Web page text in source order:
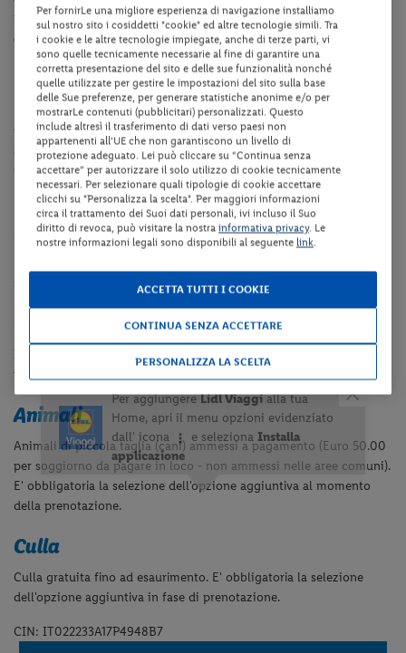
Per strutture in provincia di Bolzano, ti indichiamo laAlto Adige
Guest Pass, che offre servizi utili (trasporti, ingressi, attività).
Dotazioni della struttura
La struttura dispone di reception (dalle 08:00 alle 22:00 ca.), bar,
ristorante, seggiolone su richiesta fino ad esaurimento,
collegamento internet Wi-Fi in tutta la struttura, deposito bagagli,
parcheggio privato fino ad esaurimento.
N.B Cenone di Ferragosto non presente
Camere
satellitare, telefono, collegamento internet Wi - Fi.
Centro Benessere
Il centro benessere della struttura è chiuso per tutta la durata del
periodo estivo.
Animali
Animali di piccola taglia (cani) ammessi a pagamento (Euro 50.00
per soggiorno da pagare in loco - non ammessi nelle aree comuni).
E' obbligatoria la selezione dell'opzione aggiuntiva al momento
della prenotazione.
Culla
Culla gratuita fino ad esaurimento. E' obbligatoria la selezione
dell'opzione aggiuntiva in fase di prenotazione.
CIN: IT022233A17P4948B7
Per fornirLe una migliore esperienza di navigazione installiamo
sul nostro sito i cosiddetti "cookie" ed altre tecnologie simili. Tra
i cookie e le altre tecnologie impiegate, anche di terze parti, vi
sono quelle tecnicamente necessarie al fine di garantire una
corretta presentazione del sito e delle sue funzionalità nonché
quelle utilizzate per gestire le impostazioni del sito sulla base
delle Sue preferenze, per generare statistiche anonime e/o per
mostrarLe contenuti (pubblicitari) personalizzati. Questo
include altresì il trasferimento di dati verso paesi non
appartenenti all'UE che non garantiscono un livello di
protezione adeguato. Lei può cliccare su “Continua senza
accettare” per autorizzare il solo utilizzo di cookie tecnicamente
necessari. Per selezionare quali tipologie di cookie accettare
clicchi su "Personalizza la scelta". Per maggiori informazioni
circa il trattamento dei Suoi dati personali, ivi incluso il Suo
diritto di revoca, può visitare la nostra informativa privacy. Le
nostre informazioni legali sono disponibili al seguente link.
ACCETTA TUTTI I COOKIE
CONTINUA SENZA ACCETTARE
PERSONALIZZA LA SCELTA